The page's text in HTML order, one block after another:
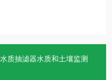
质抽滤器水质和土壤监测